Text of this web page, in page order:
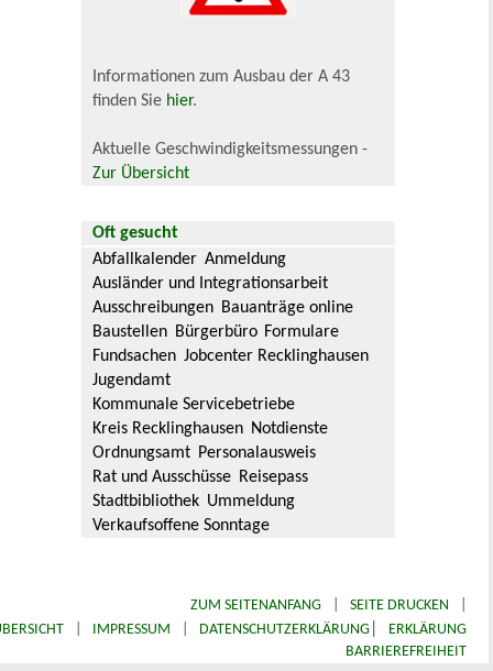
Informationen zum Ausbau der A 43
finden Sie hier.
Aktuelle Geschwindigkeitsmessungen -
Zur Übersicht
Oft gesucht
Abfallkalender Anmeldung
Ausländer und Integrationsarbeit
Ausschreibungen Bauanträge online
Baustellen Bürgerbüro Formulare
Fundsachen Jobcenter Recklinghausen
Jugendamt
Kommunale Servicebetriebe
Kreis Recklinghausen Notdienste
Ordnungsamt Personalausweis
Rat und Ausschüsse Reisepass
Stadtbibliothek Ummeldung
Verkaufsoffene Sonntage
ZUM SEITENANFANG SEITE DRUCKEN
IMPRESSUM DATENSCHUTZERKLÄRUNG|
ERKLÄRUNG
BARRIEREFREIHEIT